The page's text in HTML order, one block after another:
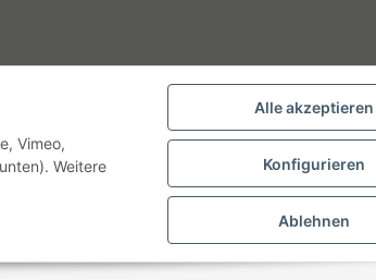
Alle akzeptieren
Konfigurieren
Ablehnen
Vimeo,
Weitere